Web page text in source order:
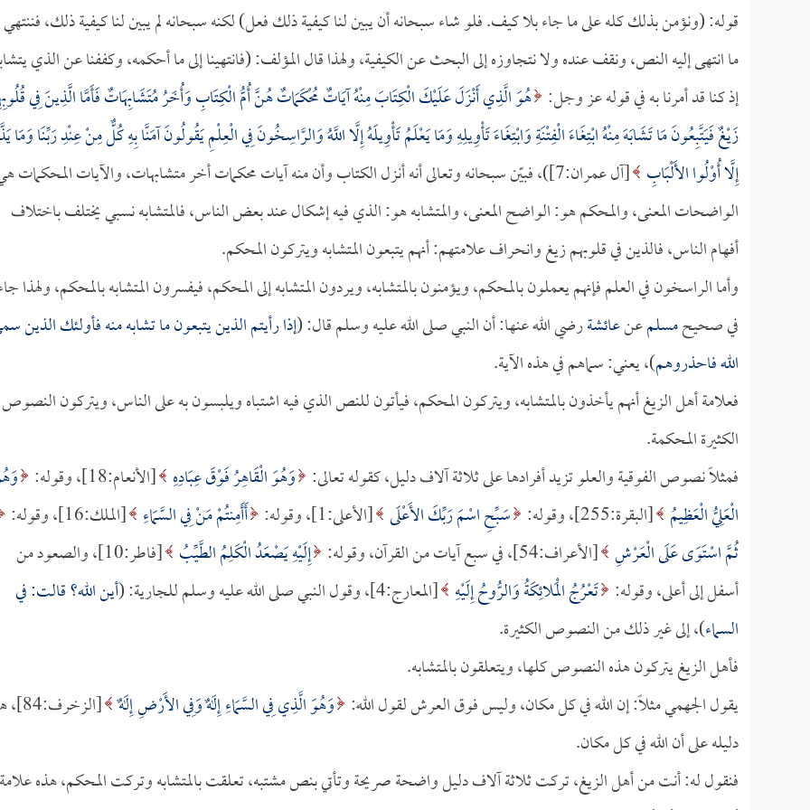
قوله: (ونؤمن بذلك كله على ما جاء بلا كيف. فلو شاء سبحانه أن يبين لنا كيفية ذلك فعل) لكنه سبحانه لم يبين لنا كيفية ذلك، فننتهي
ما انتهى إليه النص، ونقف عنده ولا نتجاوزه إلى البحث عن الكيفية، ولهذا قال المؤلف: (فانتهينا إلى ما أحكمه، وكففنا عن الذي
إذ كنا قد أمرنا به في قوله عز وجل: هُوَ الَّذِي أَنْزَلَ عَلَيْكَ الْكِتَابَ مِنْهُ آيَاتٌ مُحْكَمَاتٌ هُنَّ أُمُّ الْكِتَابِ وَأُخَرُ مُتَشَابِهَاتٌ فَأَمَّا الَّذِينَ فِي
زَيْغٌ فَيَتَّبِعُونَ مَا تَشَابَهَ مِنْهُ ابْتِغَاءَ الْفِتْنَةِ وَابْتِغَاءَ تَأْوِيلِهِ وَمَا يَعْلَمُ تَأْوِيلَهُ إِلَّا اللَّهُ وَالرَّاسِخُونَ فِي الْعِلْمِ يَقُولُونَ آمَنَّا بِهِ كُلٌّ مِنْ عِنْدِ رَبِّنَا وَمَا
إِلَّا أُوْلُوا الأَلْبَابِ
[آل عمران:7])، فبيّن سبحانه وتعالى أنه أنزل الكتاب وأن منه آيات محكمات أخر متشابهات، والآيات المحكمات
الواضحات المعنى، والمحكم هو: الواضح المعنى، والمتشابه هو: الذي فيه إشكال عند بعض الناس، فالمتشابه نسبي يختلف باختلاف
أفهام الناس، فالذين في قلوبهم زيغ وانحراف علامتهم: أنهم يتبعون المتشابه ويتركون المحكم.
وأما الراسخون في العلم فإنهم يعملون بالمحكم، ويؤمنون بالمتشابه، ويردون المتشابه إلى المحكم، فيفسرون المتشابه بالمحكم، ولهذا
في صحيحمسلمعنعائشةرضي الله عنها: أن النبي صلى الله عليه وسلم قال: (إذا رأيتم الذين يتبعون ما تشابه منه فأولئك الذين
الله فاحذروهم)، يعني: سماهم في هذه الآية.
فعلامة أهل الزيغ أنهم يأخذون بالمتشابه، ويتركون المحكم، فيأتون للنص الذي فيه اشتباه ويلبسون به على الناس، ويتركون النصوص
الكثيرة المحكمة.
فمثلاً نصوص الفوقية والعلو تزيد أفرادها على ثلاثة آلاف دليل، كقوله تعالى: وَهُوَ الْقَاهِرُ فَوْقَ عِبَادِهِ [الأنعام:18]، وقوله:
الْعَلِيُّ الْعَظِيمُ [البقرة:255]، وقوله: سَبِّحِ اسْمَ رَبِّكَ الأَعْلَى [الأعلى:1]، وقوله: أَأَمِنتُمْ مَنْ فِي السَّمَاءِ [الملك:16]، وقوله:
ثُمَّ اسْتَوَى عَلَى الْعَرْشِ [الأعراف:54]، في سبع آيات من القرآن، وقوله: إِلَيْهِ يَصْعَدُ الْكَلِمُ الطَّيِّبُ
[فاطر:10]، والصعود من
أسفل إلى أعلى، وقوله: تَعْرُجُ الْمَلائِكَةُ وَالرُّوحُ إِلَيْهِ [المعارج:4]، وقول النبي صلى الله عليه وسلم للجارية: (
أين الله؟ قالت: في
السماء)، إلى غير ذلك من النصوص الكثيرة.
فأهل الزيغ يتركون هذه النصوص كلها، ويتعلقون بالمتشابه.
يقول الجهمي مثلاً: إن الله في كل مكان، وليس فوق العرش لقول الله: وَهُوَ الَّذِي فِي السَّمَاءِ إِلَهٌ وَفِي الأَرْضِ إِلَهٌ
دليله على أن الله في كل مكان.
فنقول له: أنت من أهل الزيغ، تركت ثلاثة آلاف دليل واضحة صريحة وتأتي بنص مشتبه، تعلقت بالمتشابه وتركت المحكم، هذه علامة